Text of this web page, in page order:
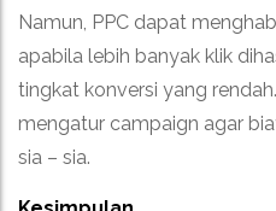
Namun, PPC dapat
apabila lebih banyak klik
tingkat konversi yang
mengatur campaign agar
sia – sia.